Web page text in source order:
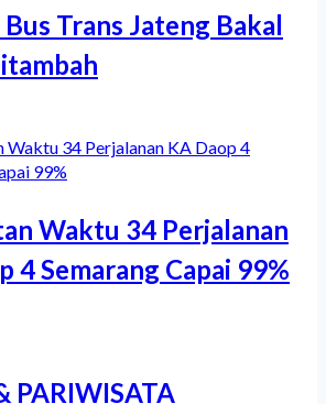
Trans Jateng Bakal
Waktu 34 Perjalanan
4 Semarang Capai 99%
PARIWISATA